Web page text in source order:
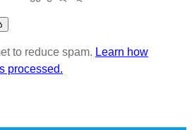
to reduce spam. Learn how
processed.